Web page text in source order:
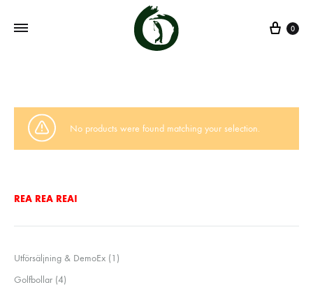
0
No products were found matching your selection.
REA REA REA!
Utförsäljning & DemoEx 1 1
Golfbollar 44